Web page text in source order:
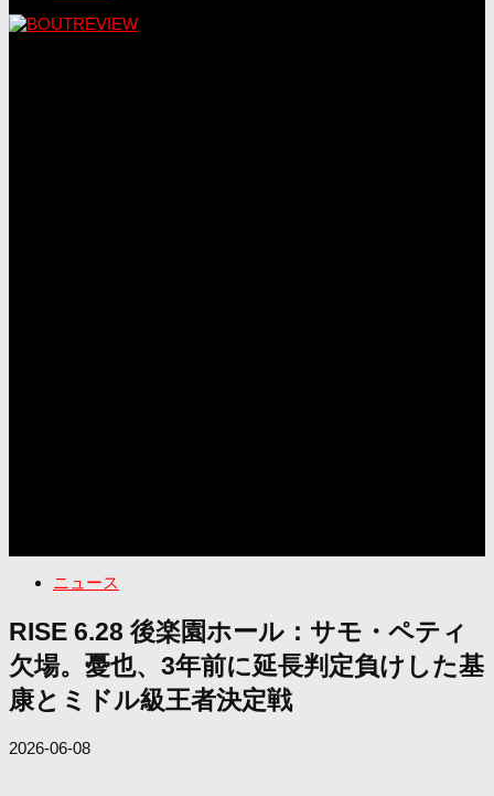
ニュース
RISE 6.28 後楽園ホール：サモ・ペティ
欠場。憂也、3年前に延長判定負けした基
康とミドル級王者決定戦
2026-06-08